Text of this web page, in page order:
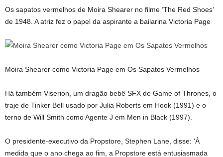
Os sapatos vermelhos de Moira Shearer no filme ‘The Red Shoes’
de 1948. A atriz fez o papel da aspirante a bailarina Victoria Page
Moira Shearer como Victoria Page em Os Sapatos Vermelhos
Há também Viserion, um dragão bebê SFX de Game of Thrones, o
traje de Tinker Bell usado por Julia Roberts em Hook (1991) e o
terno de Will Smith como Agente J em Men in Black (1997).
O presidente-executivo da Propstore, Stephen Lane, disse: ‘À
medida que o ano chega ao fim, a Propstore está entusiasmada